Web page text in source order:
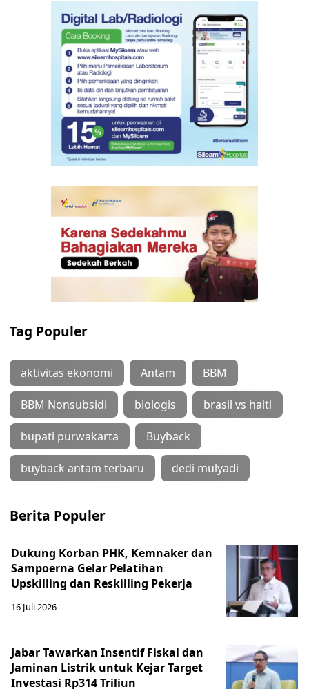
Tag Populer
aktivitas ekonomi Antam BBM
BBM Nonsubsidi biologis brasil vs haiti
bupati purwakarta Buyback
buyback antam terbaru dedi mulyadi
Berita Populer
Dukung Korban PHK, Kemnaker dan
Sampoerna Gelar Pelatihan
Upskilling dan Reskilling Pekerja
16 Juli 2026
Jabar Tawarkan Insentif Fiskal dan
Jaminan Listrik untuk Kejar Target
Investasi Rp314 Triliun